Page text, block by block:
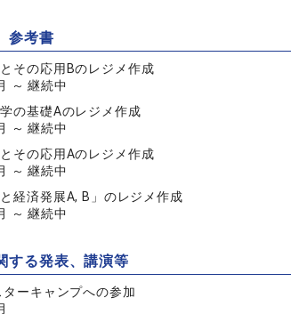
参考書
その応用Bのレジメ作成
～ 継続中
の基礎Aのレジメ作成
～ 継続中
その応用Aのレジメ作成
～ 継続中
経済発展A, B」のレジメ作成
～ 継続中
する発表、講演等
ターキャンプへの参加